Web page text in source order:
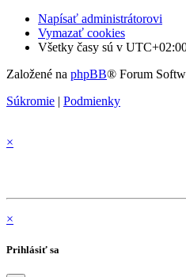
Napísať administrátorovi
Vymazať cookies
Všetky časy sú v
Založené na phpBB® Forum
Súkromie | Podmienky
×
×
Prihlásiť sa